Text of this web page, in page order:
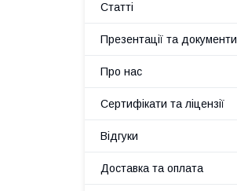
Статті
Презентації та документи
Про нас
Сертифікати та ліцензії
Відгуки
Доставка та оплата